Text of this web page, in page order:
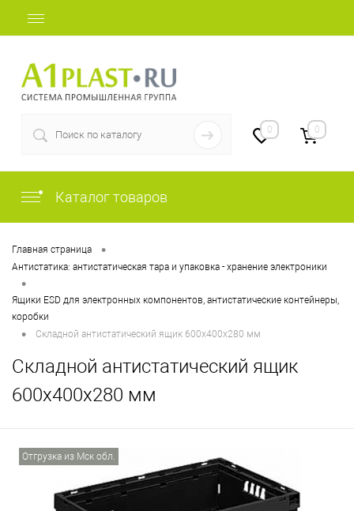
0 0
Каталог товаров
Главная страница •
Антистатика: антистатическая тара и упаковка - хранение электроники
•
Ящики ESD для электронных компонентов, антистатические контейнеры,
коробки
• Складной антистатический ящик 600х400х280 мм
Складной антистатический ящик
600х400х280 мм
Отгрузка из Мск обл.